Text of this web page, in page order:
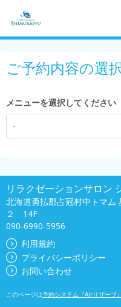
ご予約内容の選
メニューを選択してください
-
リラクゼーションサロン
北海道勇払郡占冠村中トマ
２ 14F
090-6990-5956
利用規約
プライバシーポリシー
お問い合わせ
このページは予約システム『Airリザーブ』